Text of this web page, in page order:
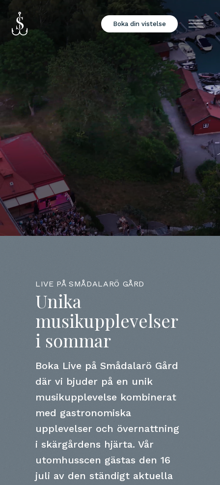
Boka din vistelse Meny
LIVE PÅ SMÅDALARÖ GÅRD
Unika
musikupplevelser
i sommar
Boka Live på Smådalarö Gård
där vi bjuder på en unik
musikupplevelse kombinerat
med gastronomiska
upplevelser och övernattning
i skärgårdens hjärta. Vår
utomhusscen gästas den 16
juli av den ständigt aktuella